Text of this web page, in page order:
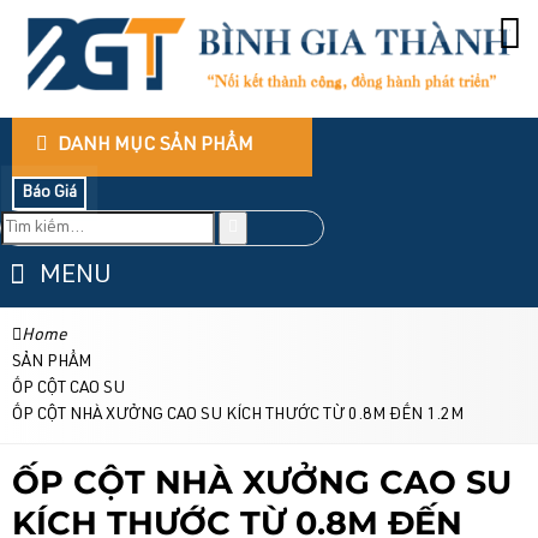
DANH MỤC SẢN PHẨM
Báo Giá
MENU
Home
SẢN PHẨM
ỐP CỘT CAO SU
ỐP CỘT NHÀ XƯỞNG CAO SU KÍCH THƯỚC TỪ 0.8M ĐẾN 1.2M
ỐP CỘT NHÀ XƯỞNG CAO SU
KÍCH THƯỚC TỪ 0.8M ĐẾN